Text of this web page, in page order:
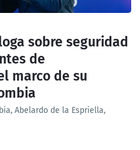
sobre seguridad
de
marco de su
Abelardo de la Espriella,